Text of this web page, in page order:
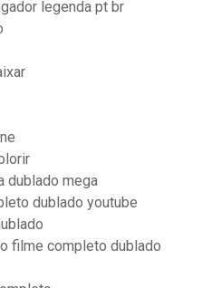
legenda pt br
dublado mega
dublado youtube
filme completo dublado